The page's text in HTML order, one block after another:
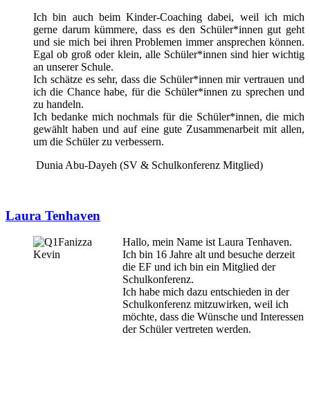
Ich bin auch beim Kinder-Coaching dabei, weil ich mich
gerne darum kümmere, dass es den Schüler*innen gut geht
und sie mich bei ihren Problemen immer ansprechen können.
Egal ob groß oder klein, alle Schüler*innen sind hier wichtig
an unserer Schule.
Ich schätze es sehr, dass die Schüler*innen mir vertrauen und
ich die Chance habe, für die Schüler*innen zu sprechen und
zu handeln.
Ich bedanke mich nochmals für die Schüler*innen, die mich
gewählt haben und auf eine gute Zusammenarbeit mit allen,
um die Schüler zu verbessern.
Dunia Abu-Dayeh (SV & Schulkonferenz Mitglied)
Laura Tenhaven
Hallo, mein Name ist Laura Tenhaven.
Ich bin 16 Jahre alt und besuche derzeit
die EF und ich bin ein Mitglied der
Schulkonferenz.
Ich habe mich dazu entschieden in der
Schulkonferenz mitzuwirken, weil ich
möchte, dass die Wünsche und Interessen
der Schüler vertreten werden.